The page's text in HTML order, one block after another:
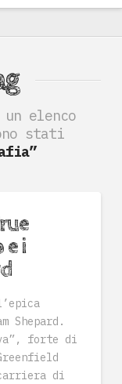
elenco
stati
e i
Shepard.
forte di
di